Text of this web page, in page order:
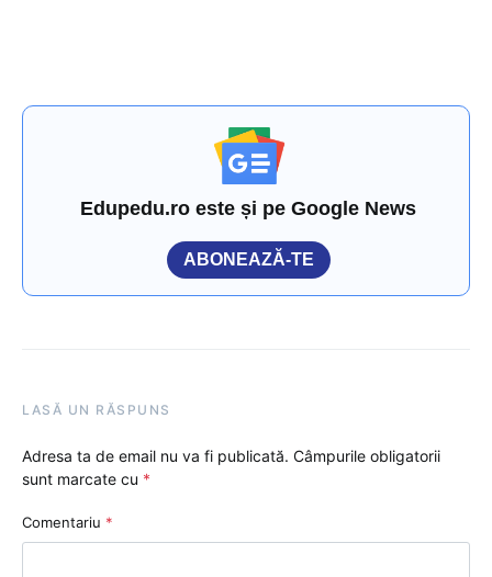
Edupedu.ro este și pe Google News
ABONEAZĂ-TE
LASĂ UN RĂSPUNS
Adresa ta de email nu va fi publicată. Câmpurile obligatorii
sunt marcate cu *
Comentariu *